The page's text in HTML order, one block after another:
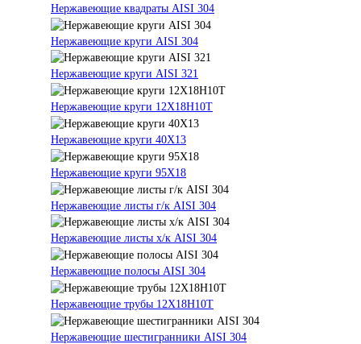
Нержавеющие квадраты AISI 304
Нержавеющие круги AISI 304
Нержавеющие круги AISI 321
Нержавеющие круги 12Х18Н10Т
Нержавеющие круги 40Х13
Нержавеющие круги 95Х18
Нержавеющие листы г/к AISI 304
Нержавеющие листы х/к AISI 304
Нержавеющие полосы AISI 304
Нержавеющие трубы 12Х18Н10Т
Нержавеющие шестигранники AISI 304